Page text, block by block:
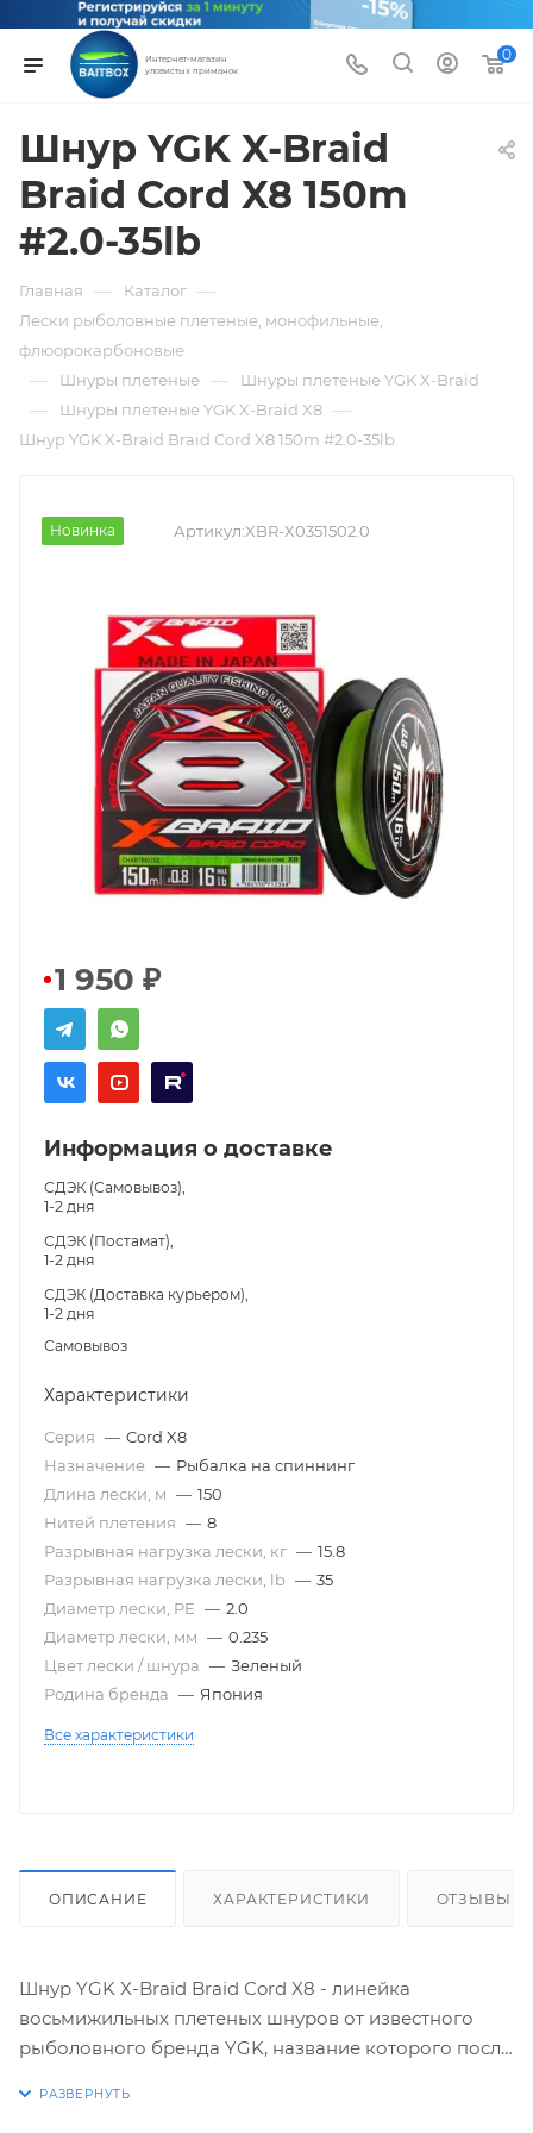
Интернет-магазин
уловистых приманок
0
Шнур YGK X-Braid
Braid Cord X8 150m
#2.0-35lb
Главная — Каталог —
Лески рыболовные плетеные, монофильные,
флюорокарбоновые
— Шнуры плетеные — Шнуры плетеные YGK X-Braid
— Шнуры плетеные YGK X-Braid X8 —
Шнур YGK X-Braid Braid Cord X8 150m #2.0-35lb
Новинка Артикул:XBR-X0351502.0
1 950 ₽
Информация о доставке
СДЭК (Самовывоз),
1-2 дня
СДЭК (Постамат),
1-2 дня
СДЭК (Доставка курьером),
1-2 дня
Самовывоз
Характеристики
Серия — Cord X8
Назначение — Рыбалка на спиннинг
Длина лески, м — 150
Нитей плетения — 8
Разрывная нагрузка лески, кг — 15.8
Разрывная нагрузка лески, lb — 35
Диаметр лески, PE — 2.0
Диаметр лески, мм — 0.235
Цвет лески / шнура — Зеленый
Родина бренда — Япония
Все характеристики
ОПИСАНИЕ ХАРАКТЕРИСТИКИ ОТЗЫВЫ
Шнур YGK X-Braid Braid Cord X8 - линейка
восьмижильных плетеных шнуров от известного
рыболовного бренда YGK, название которого после